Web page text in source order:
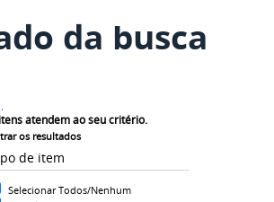
da busca
itens atendem ao seu critério.
os resultados
de item
Selecionar Todos/Nenhum
Xadrez,campeões